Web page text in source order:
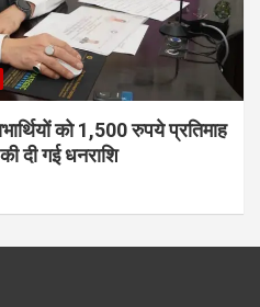
को 1,500 रुपये प्रतिमाह
दी गई धनराशि